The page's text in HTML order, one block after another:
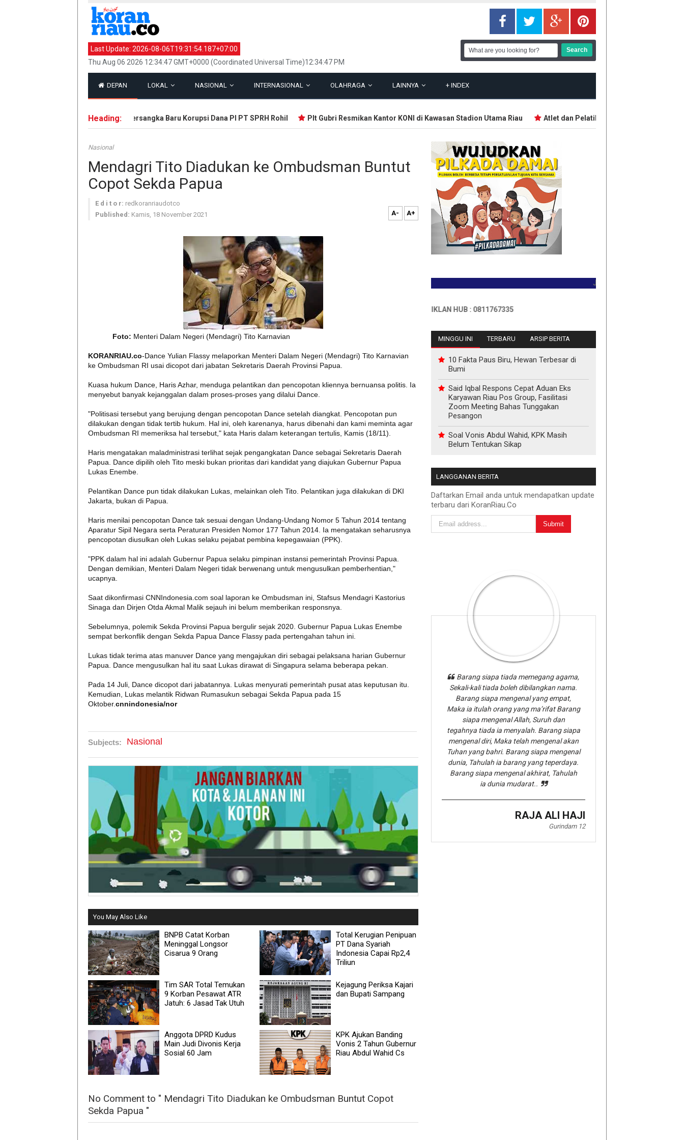
Last Update: 2026-08-06T19:31:54.187+07:00
Thu Aug 06 2026 12:34:47 GMT+0000 (Coordinated Universal Time)12:34:47 PM
DEPAN LOKAL NASIONAL INTERNASIONAL OLAHRAGA LAINNYA + INDEX
Heading:
Kejati Riau Tetapkan 9 Tersangka Baru Korupsi Dana PI PT SPRH Rohil Plt Gubri Resmikan Kantor KONI di Kawasan Stadion Utama Riau Atlet dan Pelatih Demo Tuntut Bonus PON
Nasional
Mendagri Tito Diadukan ke Ombudsman Buntut
Copot Sekda Papua
E d i t o r: redkoranriaudotco
Published: Kamis, 18 November 2021 A- A+
Foto: Menteri Dalam Negeri (Mendagri) Tito Karnavian
KORANRIAU.co-Dance Yulian Flassy melaporkan Menteri Dalam Negeri (Mendagri) Tito Karnavian
ke Ombudsman RI usai dicopot dari jabatan Sekretaris Daerah Provinsi Papua.
Kuasa hukum Dance, Haris Azhar, menduga pelantikan dan pencopotan kliennya bernuansa politis. Ia
menyebut banyak kejanggalan dalam proses-proses yang dilalui Dance.
"Politisasi tersebut yang berujung dengan pencopotan Dance setelah diangkat. Pencopotan pun
dilakukan dengan tidak tertib hukum. Hal ini, oleh karenanya, harus dibenahi dan kami meminta agar
Ombudsman RI memeriksa hal tersebut," kata Haris dalam keterangan tertulis, Kamis (18/11).
Haris mengatakan maladministrasi terlihat sejak pengangkatan Dance sebagai Sekretaris Daerah
Papua. Dance dipilih oleh Tito meski bukan prioritas dari kandidat yang diajukan Gubernur Papua
Lukas Enembe.
Pelantikan Dance pun tidak dilakukan Lukas, melainkan oleh Tito. Pelantikan juga dilakukan di DKI
Jakarta, bukan di Papua.
Haris menilai pencopotan Dance tak sesuai dengan Undang-Undang Nomor 5 Tahun 2014 tentang
Aparatur Sipil Negara serta Peraturan Presiden Nomor 177 Tahun 2014. Ia mengatakan seharusnya
pencopotan diusulkan oleh Lukas selaku pejabat pembina kepegawaian (PPK).
"PPK dalam hal ini adalah Gubernur Papua selaku pimpinan instansi pemerintah Provinsi Papua.
Dengan demikian, Menteri Dalam Negeri tidak berwenang untuk mengusulkan pemberhentian,"
ucapnya.
Saat dikonfirmasi CNNIndonesia.com soal laporan ke Ombudsman ini, Stafsus Mendagri Kastorius
Sinaga dan Dirjen Otda Akmal Malik sejauh ini belum memberikan responsnya.
Sebelumnya, polemik Sekda Provinsi Papua bergulir sejak 2020. Gubernur Papua Lukas Enembe
sempat berkonflik dengan Sekda Papua Dance Flassy pada pertengahan tahun ini.
Lukas tidak terima atas manuver Dance yang mengajukan diri sebagai pelaksana harian Gubernur
Papua. Dance mengusulkan hal itu saat Lukas dirawat di Singapura selama beberapa pekan.
Pada 14 Juli, Dance dicopot dari jabatannya. Lukas menyurati pemerintah pusat atas keputusan itu.
Kemudian, Lukas melantik Ridwan Rumasukun sebagai Sekda Papua pada 15
Oktober.cnnindonesia/nor
Subjects: Nasional
You May Also Like
BNPB Catat Korban
Meninggal Longsor
Cisarua 9 Orang
Total Kerugian Penipuan
PT Dana Syariah
Indonesia Capai Rp2,4
Triliun
Tim SAR Total Temukan
9 Korban Pesawat ATR
Jatuh: 6 Jasad Tak Utuh
Kejagung Periksa Kajari
dan Bupati Sampang
Anggota DPRD Kudus
Main Judi Divonis Kerja
Sosial 60 Jam
KPK Ajukan Banding
Vonis 2 Tahun Gubernur
Riau Abdul Wahid Cs
No Comment to " Mendagri Tito Diadukan ke Ombudsman Buntut Copot
Sekda Papua "
JADILAH PEMBACA PERTAMA
INFO PEMASANGAN IKLAN HUB : 0811767335
MINGGU INI TERBARU ARSIP BERITA
10 Fakta Paus Biru, Hewan Terbesar di
Bumi
Said Iqbal Respons Cepat Aduan Eks
Karyawan Riau Pos Group, Fasilitasi
Zoom Meeting Bahas Tunggakan
Pesangon
Soal Vonis Abdul Wahid, KPK Masih
Belum Tentukan Sikap
LANGGANAN BERITA
Daftarkan Email anda untuk mendapatkan update
terbaru dari KoranRiau.Co
Barang siapa tiada memegang agama,
Sekali-kali tiada boleh dibilangkan nama.
Barang siapa mengenal yang empat,
Maka ia itulah orang yang ma’rifat Barang
siapa mengenal Allah, Suruh dan
tegahnya tiada ia menyalah. Barang siapa
mengenal diri, Maka telah mengenal akan
Tuhan yang bahri. Barang siapa mengenal
dunia, Tahulah ia barang yang teperdaya.
Barang siapa mengenal akhirat, Tahulah
ia dunia mudarat..
RAJA ALI HAJI
Gurindam 12